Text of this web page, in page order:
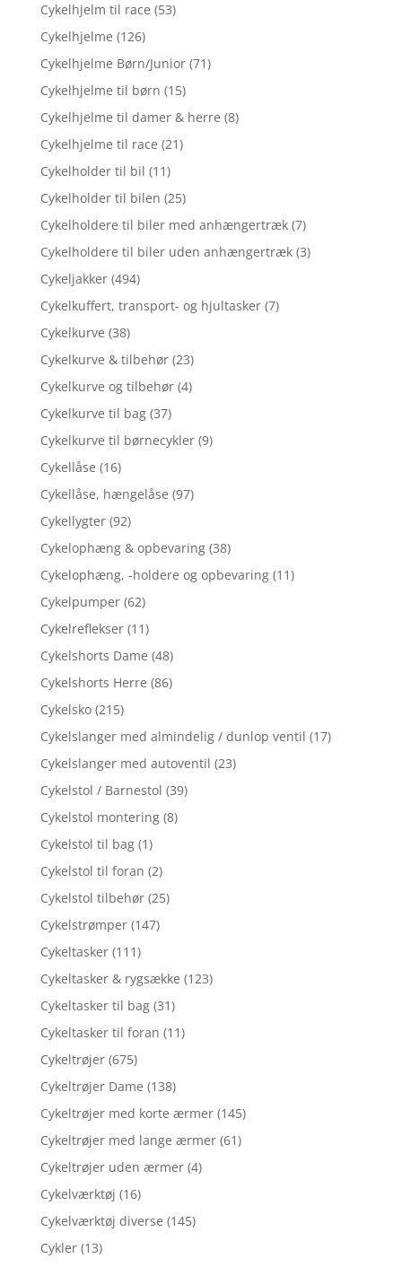
Cykelhjelm til race (53)
Cykelhjelme (126)
Cykelhjelme Børn/Junior (71)
Cykelhjelme til børn (15)
Cykelhjelme til damer & herre (8)
Cykelhjelme til race (21)
Cykelholder til bil (11)
Cykelholder til bilen (25)
Cykelholdere til biler med anhængertræk (7)
Cykelholdere til biler uden anhængertræk (3)
Cykeljakker (494)
Cykelkuffert, transport- og hjultasker (7)
Cykelkurve (38)
Cykelkurve & tilbehør (23)
Cykelkurve og tilbehør (4)
Cykelkurve til bag (37)
Cykelkurve til børnecykler (9)
Cykellåse (16)
Cykellåse, hængelåse (97)
Cykellygter (92)
Cykelophæng & opbevaring (38)
Cykelophæng, -holdere og opbevaring (11)
Cykelpumper (62)
Cykelreflekser (11)
Cykelshorts Dame (48)
Cykelshorts Herre (86)
Cykelsko (215)
Cykelslanger med almindelig / dunlop ventil (17)
Cykelslanger med autoventil (23)
Cykelstol / Barnestol (39)
Cykelstol montering (8)
Cykelstol til bag (1)
Cykelstol til foran (2)
Cykelstol tilbehør (25)
Cykelstrømper (147)
Cykeltasker (111)
Cykeltasker & rygsække (123)
Cykeltasker til bag (31)
Cykeltasker til foran (11)
Cykeltrøjer (675)
Cykeltrøjer Dame (138)
Cykeltrøjer med korte ærmer (145)
Cykeltrøjer med lange ærmer (61)
Cykeltrøjer uden ærmer (4)
Cykelværktøj (16)
Cykelværktøj diverse (145)
Cykler (13)